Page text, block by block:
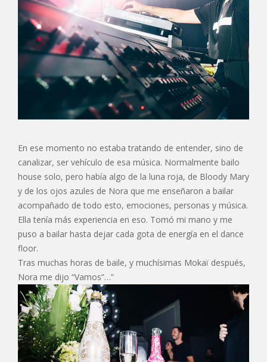
En ese momento no estaba tratando de entender, sino de
canalizar, ser vehículo de esa música. Normalmente bailo
house solo, pero había algo de la luna roja, de Bloody Mary
y de los ojos azules de Nora que me enseñaron a bailar
acompañado de todo esto, emociones, personas y música.
Ella tenía más experiencia en eso. Tomó mi mano y me
puso a bailar hasta dejar cada gota de energía en el dance
floor.
Tras muchas horas de baile, y muchísimas Mokaï después,
Nora me dijo “Vamos”…”